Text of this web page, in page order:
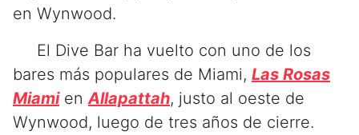
en Wynwood.
El Dive Bar ha vuelto con uno de los
bares más populares de Miami, Las Rosas
MiamienAllapattah, justo al oeste de
Wynwood, luego de tres años de cierre.